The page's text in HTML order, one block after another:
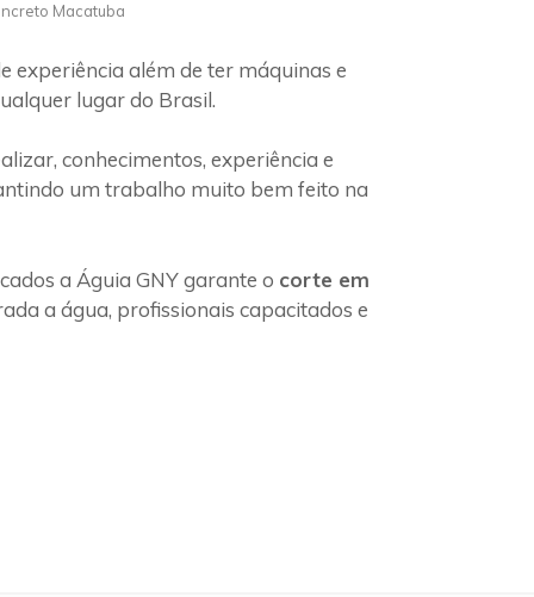
Macatuba
experiência além de ter máquinas e
lugar do Brasil.
conhecimentos, experiência e
um trabalho muito bem feito na
a Águia GNY garante o corte em
a água, profissionais capacitados e